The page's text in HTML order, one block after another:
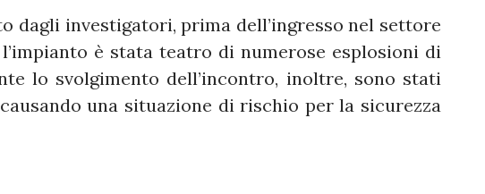
dagli investigatori, prima dell’ingresso nel settore
è stata teatro di numerose esplosioni di
lo svolgimento dell’incontro, inoltre, sono stati
una situazione di rischio per la sicurezza